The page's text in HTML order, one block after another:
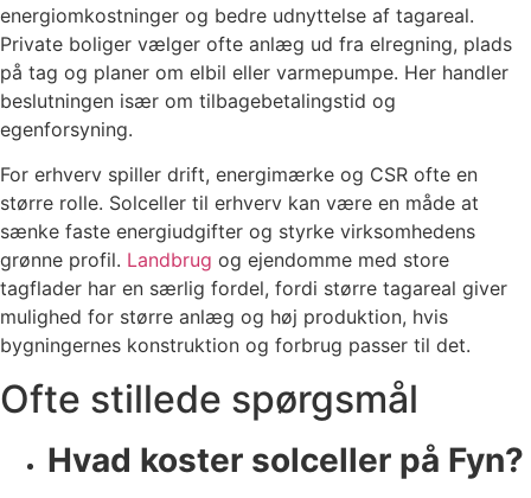
energiomkostninger og bedre udnyttelse af tagareal.
Private boliger vælger ofte anlæg ud fra elregning, plads
på tag og planer om elbil eller varmepumpe. Her handler
beslutningen især om tilbagebetalingstid og
egenforsyning.
For erhverv spiller drift, energimærke og CSR ofte en
større rolle. Solceller til erhverv kan være en måde at
sænke faste energiudgifter og styrke virksomhedens
grønne profil. Landbrug og ejendomme med store
tagflader har en særlig fordel, fordi større tagareal giver
mulighed for større anlæg og høj produktion, hvis
bygningernes konstruktion og forbrug passer til det.
Ofte stillede spørgsmål
Hvad koster solceller på Fyn?